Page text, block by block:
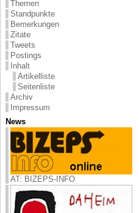
Themen
Standpunkte
Bemerkungen
Zitate
Tweets
Postings
Inhalt
Artikelliste
Seitenliste
Archiv
Impressum
News
AT: BIZEPS-INFO